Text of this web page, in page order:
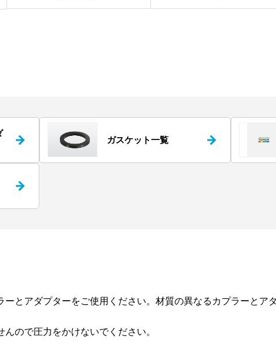
ガスケット一覧
とアダプターをご使用ください。材質の異なるカプラーとア
ので圧力をかけないでください。